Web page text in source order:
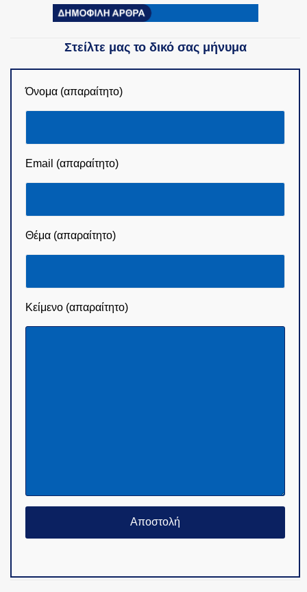
Στείλτε μας το δικό σας μήνυμα
Όνομα (απαραίτητο)
Email (απαραίτητο)
Θέμα (απαραίτητο)
Κείμενο (απαραίτητο)